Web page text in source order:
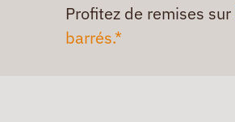
Profitez de remises sur
barrés.*